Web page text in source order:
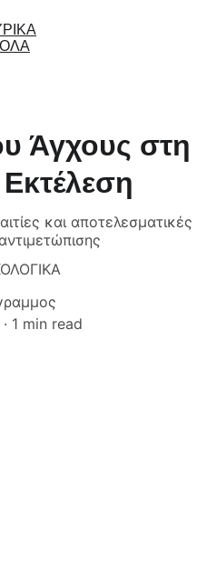
Άγχους στη
και αποτελεσματικές
1 min read